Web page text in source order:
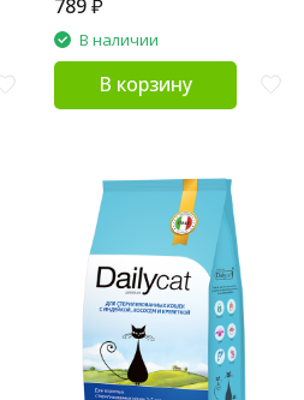
789₽
В наличии
В корзину